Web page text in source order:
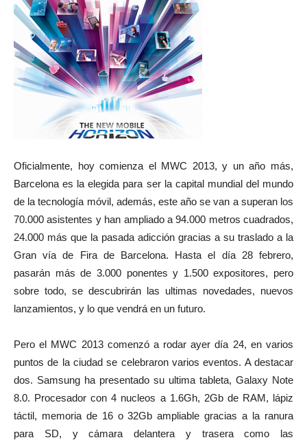
Oficialmente, hoy comienza el MWC 2013, y un año más,
Barcelona es la elegida para ser la capital mundial del mundo
de la tecnología móvil, además, este año se van a superan los
70.000 asistentes y han ampliado a 94.000 metros cuadrados,
24.000 más que la pasada adicción gracias a su traslado a la
Gran vía de Fira de Barcelona. Hasta el día 28 febrero,
pasarán más de 3.000 ponentes y 1.500 expositores, pero
sobre todo, se descubrirán las ultimas novedades, nuevos
lanzamientos, y lo que vendrá en un futuro.
Pero el MWC 2013 comenzó a rodar ayer día 24, en varios
puntos de la ciudad se celebraron varios eventos. A destacar
dos. Samsung ha presentado su ultima tableta, Galaxy Note
8.0. Procesador con 4 nucleos a 1.6Gh, 2Gb de RAM, lápiz
táctil, memoria de 16 o 32Gb ampliable gracias a la ranura
para SD, y cámara delantera y trasera como las